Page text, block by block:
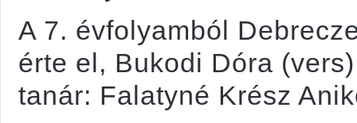
A 7. évfolyamból
érte el, Bukodi Dóra
tanár: Falatyné Krész